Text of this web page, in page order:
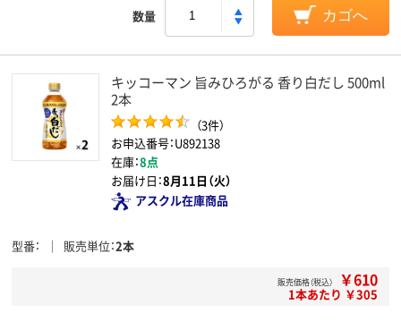
数量 カゴへ
キッコーマン 旨みひろがる 香り白だし 500ml
2本
（3件）
お申込番号：U892138
在庫：8点
お届け日：8月11日（火）
アスクル在庫商品
型番 販売単位 2本
販売価格（税込） ￥610
1本あたり ￥305